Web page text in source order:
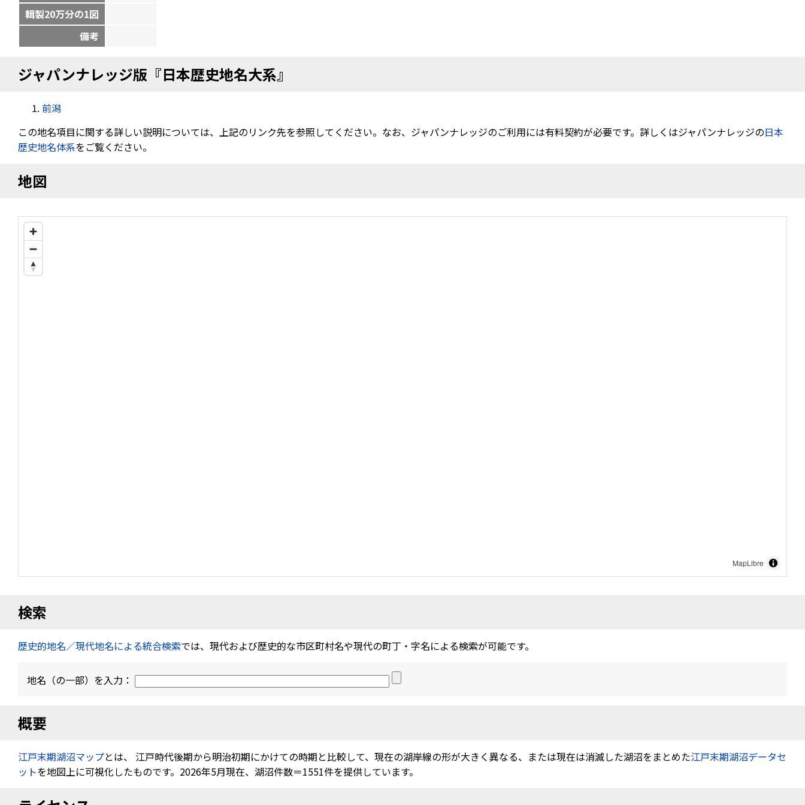
輯製20万分の1図
備考
ジャパンナレッジ版『日本歴史地名大系』
前潟
この地名項目に関する詳しい説明については、上記のリンク先を参照してください。なお、ジャパンナレッジのご利用には有料契約が必要です。詳しくはジャパンナレッジの日本
歴史地名体系をご覧ください。
地図
MapLibre
検索
歴史的地名／現代地名による統合検索では、現代および歴史的な市区町村名や現代の町丁・字名による検索が可能です。
地名（の一部）を入力：
概要
江戸末期湖沼マップとは、 江戸時代後期から明治初期にかけての時期と比較して、現在の湖岸線の形が大きく異なる、または現在は消滅した湖沼をまとめた江戸末期湖沼データセ
ットを地図上に可視化したものです。2026年5月現在、湖沼件数＝1551件を提供しています。